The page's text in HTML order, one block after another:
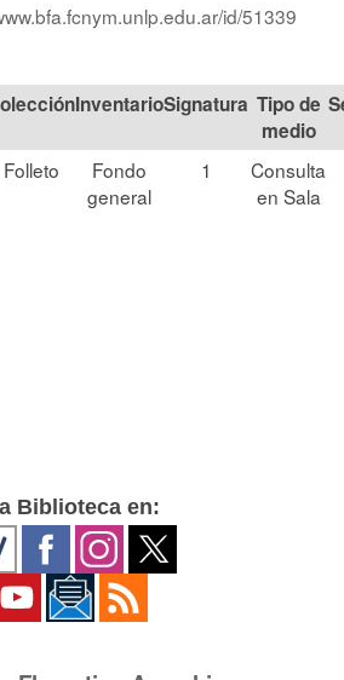
id/51339
Signatura Tipo de
medio
Folleto
Fondo
general
1
Consulta
en Sala
Biblioteca en: